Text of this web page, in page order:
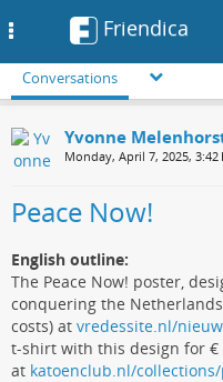
Friendica
Conversations
Yvonne
Monday, April 7, 2025, 3:42
Peace Now!
English outline:
The Peace Now! poster,
conquering the
costs) at vredessite.nl/
t-shirt with this design for €
at katoenclub.nl/